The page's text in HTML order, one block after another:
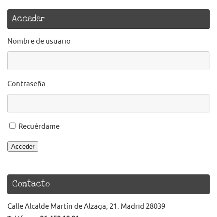
Acceder
Nombre de usuario
Contraseña
Recuérdame
Acceder
Contacto
Calle Alcalde Martín de Alzaga, 21. Madrid 28039